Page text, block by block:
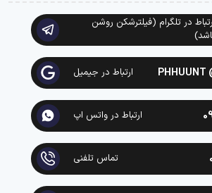
در تلگرام (فیلترشکن روشن
PHHUUNT ارتباط در جیمیل
ارتباط در واتس اپ
تماس تلفنی